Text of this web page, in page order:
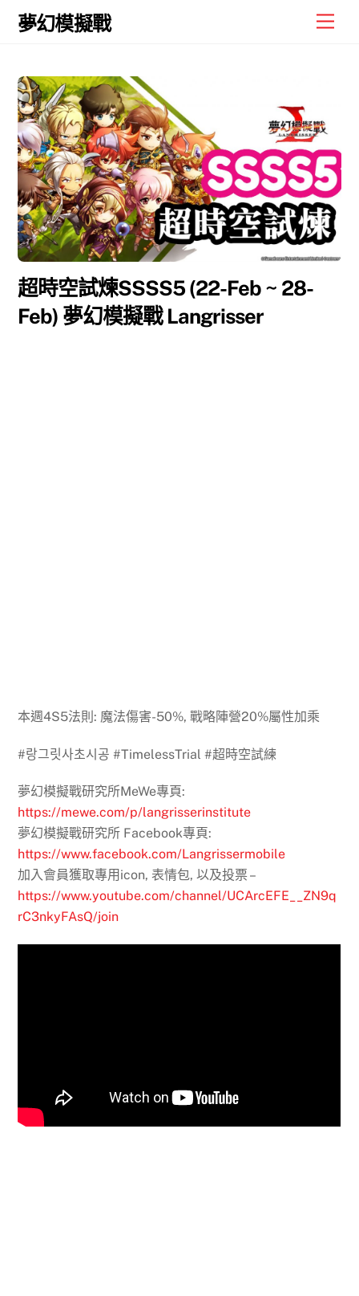
Skip
夢幻模擬戰
超時空試煉SSSS5 (22-Feb ~ 28-
Feb) 夢幻模擬戰 Langrisser
本週4S5法則: 魔法傷害-50%, 戰略陣營20%屬性加乘
#랑그릿사초시공 #TimelessTrial #超時空試練
夢幻模擬戰研究所MeWe專頁:
https://mewe.com/p/langrisserinstitute
夢幻模擬戰研究所 Facebook專頁:
https://www.facebook.com/Langrissermobile
加入會員獲取專用icon, 表情包, 以及投票 –
https://www.youtube.com/channel/UCArcEFE__ZN9q
rC3nkyFAsQ/join